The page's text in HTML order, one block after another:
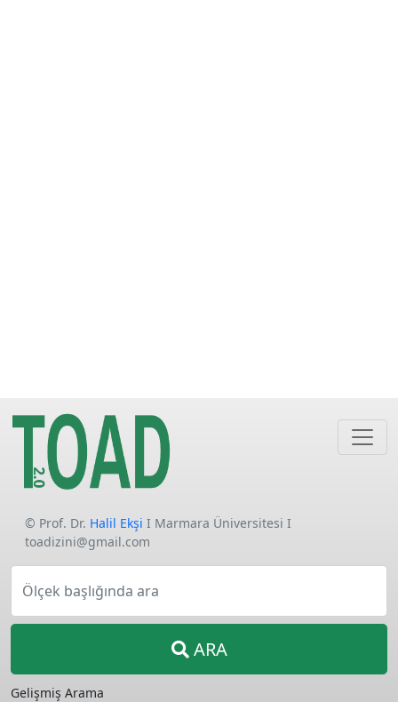
© Prof. Dr. Halil Ekşi I Marmara Üniversitesi I
toadizini@gmail.com
Ölçek başlığında ara
ARA
Gelişmiş Arama